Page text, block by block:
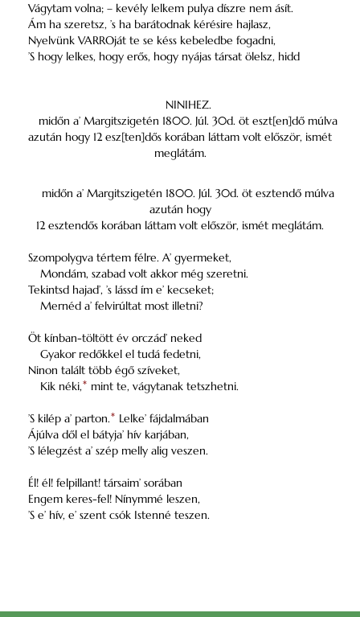
Vágytam volna; – kevély lelkem pulya díszre nem ásít.
Ám ha szeretsz, ’s ha barátodnak kérésire hajlasz,
Nyelvünk VARROját te se késs kebeledbe fogadni,
’S hogy lelkes, hogy erős, hogy nyájas társat ölelsz, hidd
NINIHEZ.
midőn a’ Margitszigetén 1800. Júl. 30d. öt eszt[en]dő múlva
azután hogy 12 esz[ten]dős korában láttam volt először, ismét
meglátám.
midőn a’ Margitszigetén 1800. Júl. 30d. öt esztendő múlva
azután hogy
12 esztendős korában láttam volt először, ismét meglátám.
Szompolygva tértem félre. A’ gyermeket,
Mondám, szabad volt akkor még szeretni.
Tekintsd hajad’, ’s lássd ím e’ kecseket;
Mernéd a’ felvirúltat most illetni?
Öt kínban-töltött év orczád’ neked
Gyakor redőkkel el tudá fedetni,
Ninon talált több égő szíveket,
Kik néki,* mint te, vágytanak tetszhetni.
’S kilép a’ parton.* Lelke’ fájdalmában
Ájúlva dől el bátyja’ hív karjában,
’S lélegzést a’ szép melly alig veszen.
Él! él! felpillant! társaim’ sorában
Engem keres-fel! Nínymmé leszen,
’S e’ hív, e’ szent csók Istenné teszen.